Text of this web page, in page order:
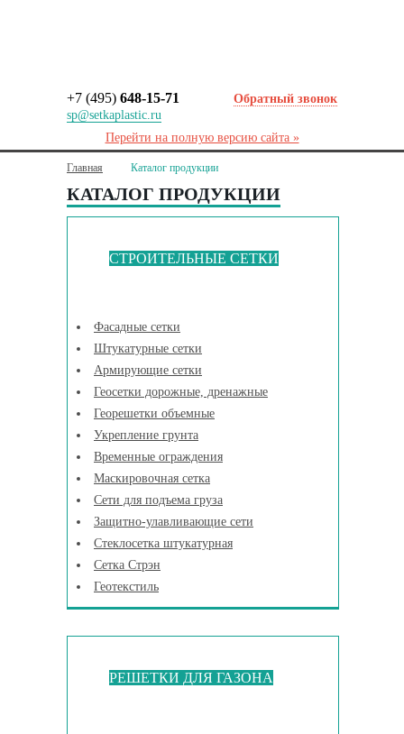
+7 (495) 648-15-71
sp@setkaplastic.ru
Обратный звонок
Перейти на полную версию сайта »
Главная Каталог продукции
КАТАЛОГ ПРОДУКЦИИ
СТРОИТЕЛЬНЫЕ СЕТКИ
Фасадные сетки
Штукатурные сетки
Армирующие сетки
Геосетки дорожные, дренажные
Георешетки объемные
Укрепление грунта
Временные ограждения
Маскировочная сетка
Сети для подъема груза
Защитно-улавливающие сети
Стеклосетка штукатурная
Сетка Стрэн
Геотекстиль
РЕШЕТКИ ДЛЯ ГАЗОНА